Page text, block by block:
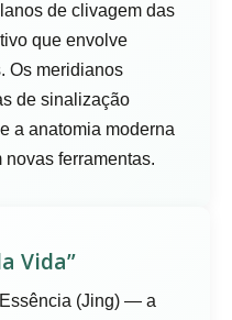
de clivagem das
que envolve
Os meridianos
de sinalização
a anatomia moderna
ferramentas.
Vida”
(Jing) — a